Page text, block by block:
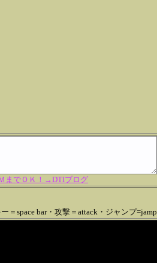
までＯＫ！→DTIブログ
＝space bar・攻撃＝attack・ジャンプ=jamp